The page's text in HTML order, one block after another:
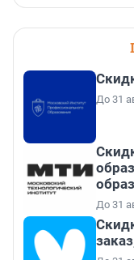
До 31
До 31